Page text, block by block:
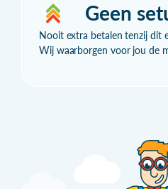
Geen
Nooit extra betalen tenzij dit
Wij waarborgen voor jou de